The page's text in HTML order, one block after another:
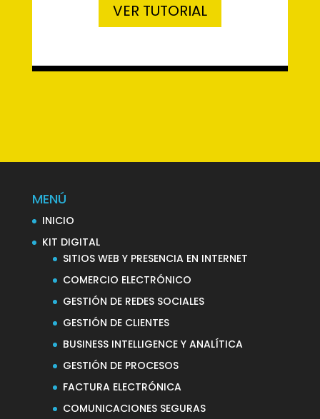
VER TUTORIAL
MENÚ
INICIO
KIT DIGITAL
SITIOS WEB Y PRESENCIA EN INTERNET
COMERCIO ELECTRÓNICO
GESTIÓN DE REDES SOCIALES
GESTIÓN DE CLIENTES
BUSINESS INTELLIGENCE Y ANALÍTICA
GESTIÓN DE PROCESOS
FACTURA ELECTRÓNICA
COMUNICACIONES SEGURAS